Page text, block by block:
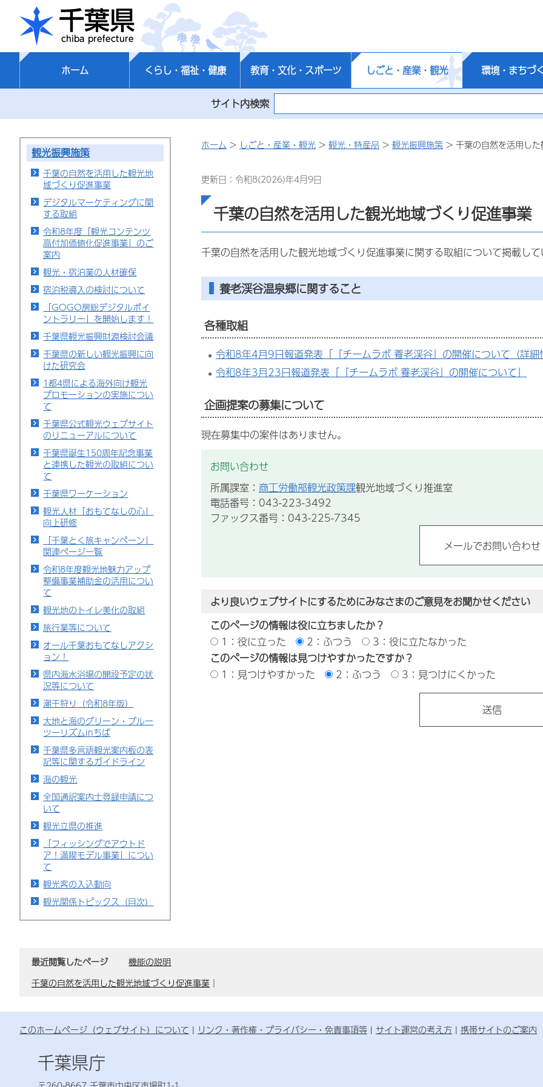
千葉県
ホーム くらし・福祉・健康 教育・文化・スポーツ しごと・産業・観光 環境・まちづ
サイト内検索
観光振興施策
千葉の自然を活用した観光地
域づくり促進事業
デジタルマーケティングに関
する取組
令和8年度「観光コンテンツ
高付加価値化促進事業」のご
案内
観光・宿泊業の人材確保
宿泊税導入の検討について
「GOGO房総デジタルポイ
ントラリー」を開始します！
千葉県観光振興財源検討会議
千葉県の新しい観光振興に向
けた研究会
1都4県による海外向け観光
プロモーションの実施につい
て
千葉県公式観光ウェブサイト
のリニューアルについて
千葉県誕生150周年記念事業
と連携した観光の取組につい
て
千葉県ワーケーション
観光人材「おもてなしの心」
向上研修
「千葉とく旅キャンペーン」
関連ページ一覧
令和8年度観光地魅力アップ
整備事業補助金の活用につい
て
観光地のトイレ美化の取組
旅行業等について
オール千葉おもてなしアクシ
ョン！
県内海水浴場の開設予定の状
況等について
潮干狩り（令和8年版）
大地と海のグリーン・ブルー
ツーリズムinちば
千葉県多言語観光案内板の表
記等に関するガイドライン
海の観光
全国通訳案内士登録申請につ
いて
観光立県の推進
「フィッシングでアウトド
ア！満喫モデル事業」につい
て
観光客の入込動向
観光関係トピックス（目次）
ホーム > しごと・産業・観光 > 観光・特産品 > 観光振興施策 > 千葉の自然を活用し
更新日：令和8(2026)年4月9日
千葉の自然を活用した観光地域づくり促進事業
千葉の自然を活用した観光地域づくり促進事業に関する取組について掲載し
養老渓谷温泉郷に関すること
各種取組
令和8年4月9日報道発表「『チームラボ 養老渓谷』の開催について（詳細
令和8年3月23日報道発表「『チームラボ 養老渓谷』の開催について」
企画提案の募集について
現在募集中の案件はありません。
お問い合わせ
所属課室： 商工労働部観光政策課観光地域づくり推進室
電話番号：043-223-3492
ファックス番号：043-225-7345
より良いウェブサイトにするためにみなさまのご意見をお聞かせください
このページの情報は役に立ちましたか？
1：役に立った
2：ふつう
3：役に立たなかった
このページの情報は見つけやすかったですか？
1：見つけやすかった
2：ふつう 3：見つけにくかった
最近閲覧したページ
機能の説明
千葉の自然を活用した観光地域づくり促進事業 ｜
このホームページ（ウェブサイト）について リンク・著作権・プライバシー・免責事項等 サイト運営の考え方 携帯サイトのご案内
千葉県庁